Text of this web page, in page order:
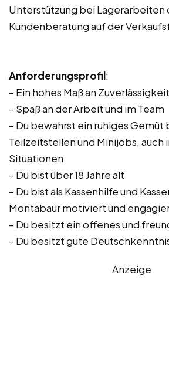
Unterstützung bei Lagerarbeiten
Kundenberatung auf der
Anforderungsprofil:
– Ein hohes Maß an
– Spaß an der Arbeit und im Team
– Du bewahrst ein ruhiges
Teilzeitstellen und Minijobs, auch
Situationen
– Du bist über 18 Jahre alt
– Du bist als Kassenhilfe und
Montabaur motiviert und
– Du besitzt ein offenes und
– Du besitzt gute
Anzeige